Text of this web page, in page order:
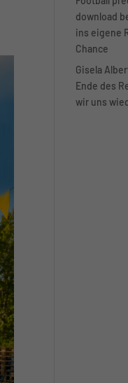
Football
download
ins eigene
Gisela
Ende des